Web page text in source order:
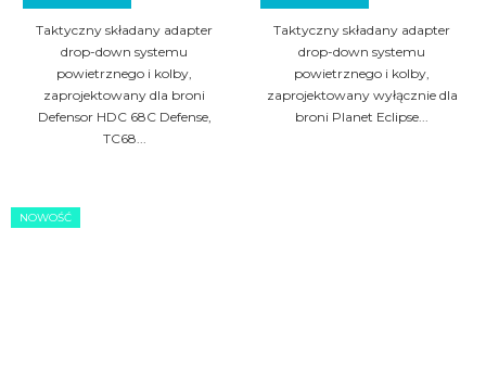
Taktyczny składany adapter
drop-down systemu
powietrznego i kolby,
zaprojektowany dla broni
Defensor HDC 68C Defense,
TC68...
Taktyczny składany adapter
drop-down systemu
powietrznego i kolby,
zaprojektowany wyłącznie dla
broni Planet Eclipse...
NOWOŚĆ